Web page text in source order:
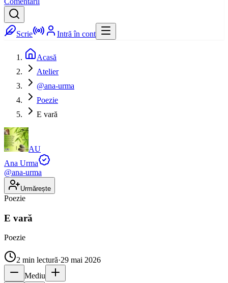
Scrie Intră în cont
Acasă
Atelier
@ana-urma
Poezie
E vară
AU
Ana Urma
@ana-urma
Urmărește
Poezie
E vară
Poezie
2 min lectură·29 mai 2026
Mediu